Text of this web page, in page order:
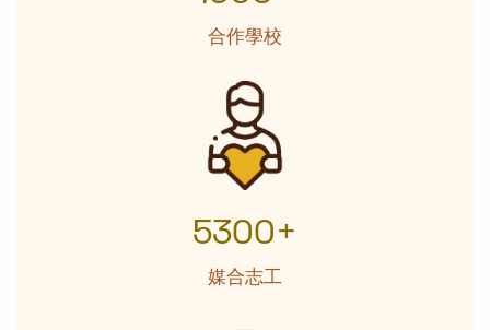
合作學校
5300+
媒合志工